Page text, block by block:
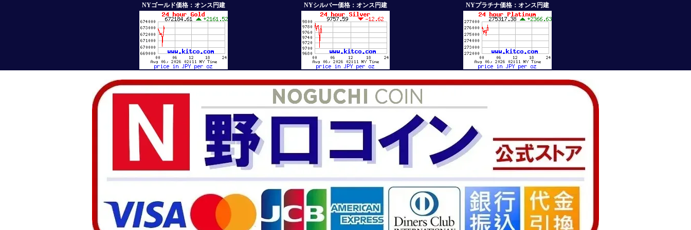
NYゴールド価格：オンス円建 NYシルバー価格：オンス円建 NYプラチナ価格：オンス円建